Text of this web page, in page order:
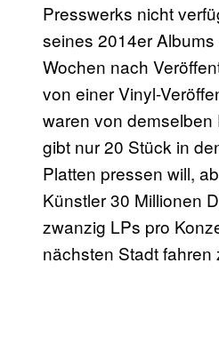
Presswerks nicht
seines 2014er Albums
Wochen nach
von einer Vinyl-
waren von
gibt nur 20 Stück in
Platten pressen will,
Künstler 30 Millionen
zwanzig LPs pro
nächsten Stadt fahren